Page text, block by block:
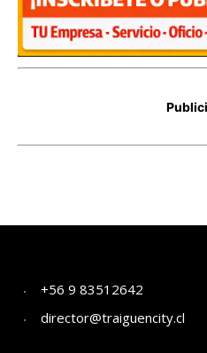
+56 9 83512642
director@traiguencity.cl